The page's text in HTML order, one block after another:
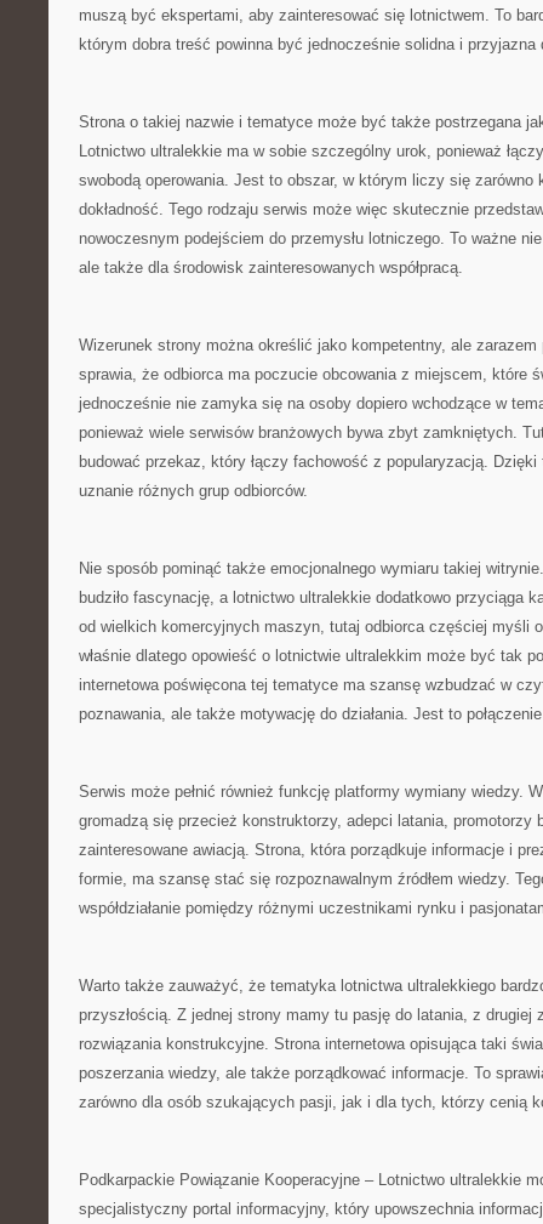
muszą być ekspertami, aby zainteresować się lotnictwem. To
którym dobra treść powinna być jednocześnie solidna i przyjazna
Strona o takiej nazwie i tematyce może być także postrzegana
Lotnictwo ultralekkie ma w sobie szczególny urok, ponieważ
swobodą operowania. Jest to obszar, w którym liczy się zarówno
dokładność. Tego rodzaju serwis może więc skutecznie
nowoczesnym podejściem do przemysłu lotniczego. To ważne
ale także dla środowisk zainteresowanych współpracą.
Wizerunek strony można określić jako kompetentny, ale
sprawia, że odbiorca ma poczucie obcowania z miejscem, które
jednocześnie nie zamyka się na osoby dopiero wchodzące w
ponieważ wiele serwisów branżowych bywa zbyt zamkniętych.
budować przekaz, który łączy fachowość z popularyzacją.
uznanie różnych grup odbiorców.
Nie sposób pominąć także emocjonalnego wymiaru takiej
budziło fascynację, a lotnictwo ultralekkie dodatkowo przyciąga
od wielkich komercyjnych maszyn, tutaj odbiorca częściej myśli
właśnie dlatego opowieść o lotnictwie ultralekkim może być tak
internetowa poświęcona tej tematyce ma szansę wzbudzać w
poznawania, ale także motywację do działania. Jest to
Serwis może pełnić również funkcję platformy wymiany wiedzy.
gromadzą się przecież konstruktorzy, adepci latania, promotorzy
zainteresowane awiacją. Strona, która porządkuje informacje i
formie, ma szansę stać się rozpoznawalnym źródłem wiedzy.
współdziałanie pomiędzy różnymi uczestnikami rynku i
Warto także zauważyć, że tematyka lotnictwa ultralekkiego
przyszłością. Z jednej strony mamy tu pasję do latania, z drugiej
rozwiązania konstrukcyjne. Strona internetowa opisująca taki
poszerzania wiedzy, ale także porządkować informacje. To
zarówno dla osób szukających pasji, jak i dla tych, którzy cenią
Podkarpackie Powiązanie Kooperacyjne – Lotnictwo ultralekkie
specjalistyczny portal informacyjny, który upowszechnia